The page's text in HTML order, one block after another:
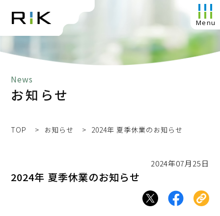
News
お知らせ
TOP お知らせ 2024年 夏季休業のお知らせ
2024年07月25日
2024年 夏季休業のお知らせ